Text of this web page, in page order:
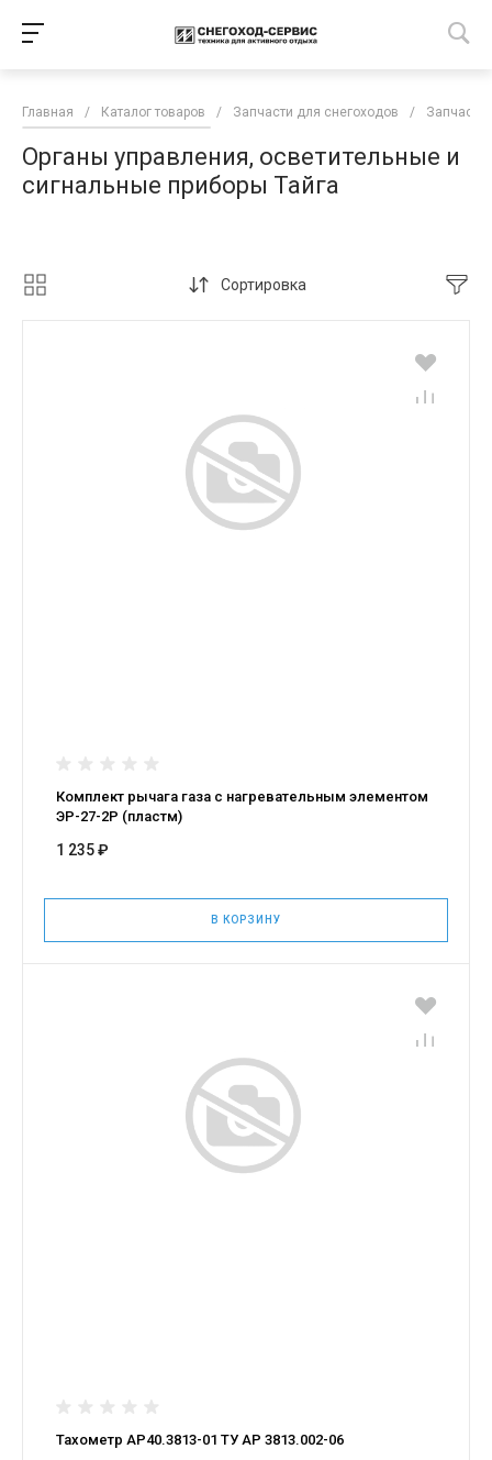
Главная / Каталог товаров / Запчасти для снегоходов / Запчасти
Органы управления, осветительные и
сигнальные приборы Тайга
Сортировка
Комплект рычага газа с нагревательным элементом
ЭР-27-2Р (пластм)
1 235 ₽
В КОРЗИНУ
Тахометр АР40.3813-01 ТУ АР 3813.002-06